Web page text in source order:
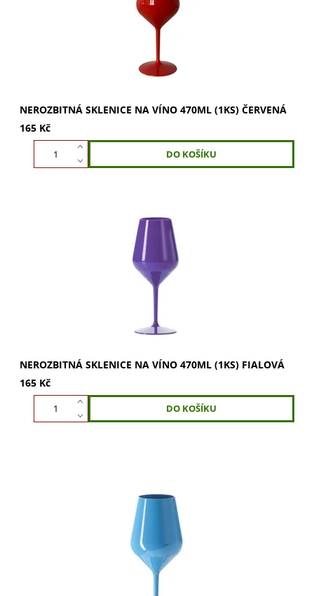
NEROZBITNÁ SKLENICE NA VÍNO 470ML (1KS) ČERVENÁ
165 Kč
Nerozbitná sklenice na víno 470ml Fialová. Vychutnejte si
víno naplno. Ideální pro červené, bílé i šumivé víno. Tvar
podporuje rozvinutí vůní....
NEROZBITNÁ SKLENICE NA VÍNO 470ML (1KS) FIALOVÁ
165 Kč
Nerozbitná sklenice na víno 470ml Modrá rozvine plně
vůně a bublinky. Vychutnejte si víno v plné kráse.
Perfektní pro víno i šampaňské. Kupte nyní...